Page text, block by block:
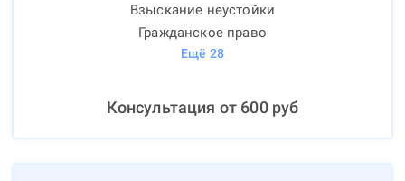
Взыскание неустойки
Гражданское право
Ещё 28
Консультация от 600руб